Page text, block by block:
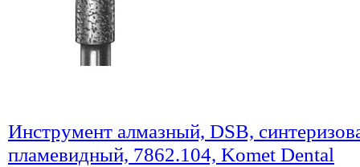
Инструмент алмазный, DSB,
пламевидный, 7862.104, Komet Dental